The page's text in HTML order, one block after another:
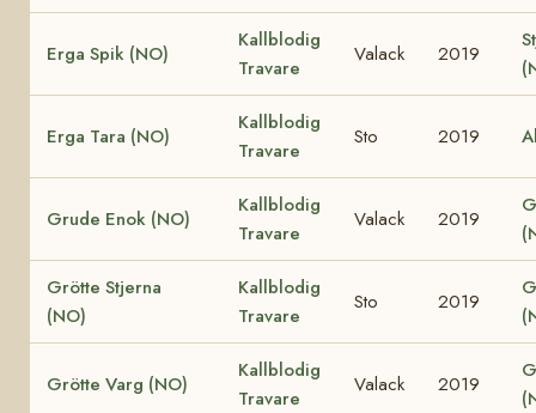
Erga Spik (NO)
Kallblodig
Travare
Valack 2019
Erga Tara (NO)
Kallblodig
Travare
Sto 2019
Grude Enok (NO)
Kallblodig
Travare
Valack 2019
Grötte Stjerna
(NO)
Kallblodig
Travare
Sto 2019
Grötte Varg (NO)
Kallblodig
Travare
Valack 2019